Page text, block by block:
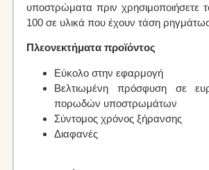
υποστρώματα πριν χρησιμοποιήσετε
100 σε υλικά που έχουν τάση
Πλεονεκτήματα προϊόντος
Εύκολο στην εφαρμογή
Βελτιωμένη πρόσφυση σε
πορωδών υποστρωμάτων
Σύντομος χρόνος ξήρανσης
Διαφανές